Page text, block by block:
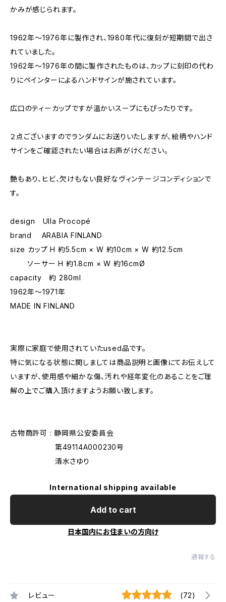
かみが感じられます。
1962年～1976年に製作され、1980年代に復刻が短期間で出さ
れていました。
1962年～1976年の間に製作されたものは、カップに刻印の代わ
りにペインターによるハンドサインが施されています。
広口のティーカップですが温かいスープにもぴったりです。
２点ございますのでランダムにお送りいたしますが、絵柄やハンド
サインをご確認されたい場合はお声がけください。
艶もあり、ヒビ、欠けもない良好なヴィンテージコンディションで
す。
design Ulla Procopé
brand ARABIA FINLAND
size カップ H 約5.5cm × W 約10cm × W 約12.5cm
ソーサー H 約1.8cm × W 約16cmØ
capacity 約 280ml
1962年〜1971年
MADE IN FINLAND
実際に家庭で使用されていたused品です。
特に気になる状態に関しましては商品説明と画像にてお伝えして
いますが、使用感や細かな傷、汚れや経年変化のあることをご理
解の上でご購入頂けますようお願い致します。
古物商許可 : 静岡県公安委員会
第49114A000230号
清水さゆり
International shipping available
Add to cart
日本国内にお住まいの方向け
通報する
レビュー (72)